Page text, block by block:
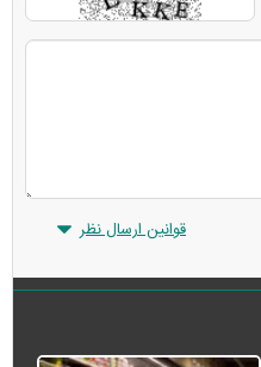
قوانین ارسال نظر